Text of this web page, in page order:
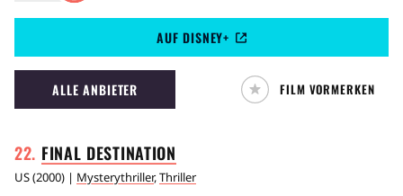
Smith handeln, um die Welt vor einer
Katastrophe zu bewahren.
AUF DISNEY+
ALLE ANBIETER FILM VORMERKEN
FINAL DESTINATION
US(2000) | Mysterythriller,Thriller